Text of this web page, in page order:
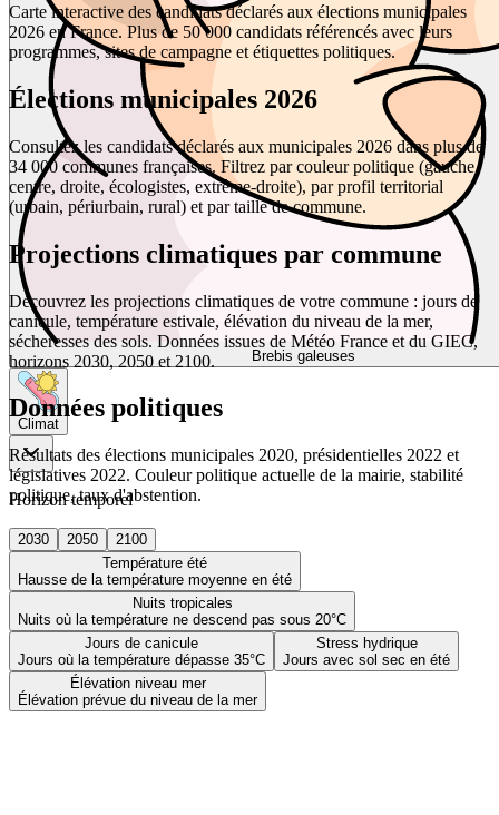
Brebis galeuses
Climat
Horizon temporel
2030 2050
2100
Température été
Hausse de la température moyenne en été
Nuits tropicales
Nuits où la température ne descend pas sous 20°C
Jours de canicule
Jours où la température dépasse 35°C
Stress hydrique
Jours avec sol sec en été
Élévation niveau mer
Élévation prévue du niveau de la mer
Carte interactive des candidats déclarés aux élections municipales
2026 en France. Plus de 50 000 candidats référencés avec leurs
programmes, sites de campagne et étiquettes politiques.
Élections municipales 2026
Consultez les candidats déclarés aux municipales 2026 dans plus de
34 000 communes françaises. Filtrez par couleur politique (gauche,
centre, droite, écologistes, extrême-droite), par profil territorial
(urbain, périurbain, rural) et par taille de commune.
Projections climatiques par commune
Découvrez les projections climatiques de votre commune : jours de
canicule, température estivale, élévation du niveau de la mer,
sécheresses des sols. Données issues de Météo France et du GIEC,
horizons 2030, 2050 et 2100.
Données politiques
Résultats des élections municipales 2020, présidentielles 2022 et
législatives 2022. Couleur politique actuelle de la mairie, stabilité
politique, taux d'abstention.